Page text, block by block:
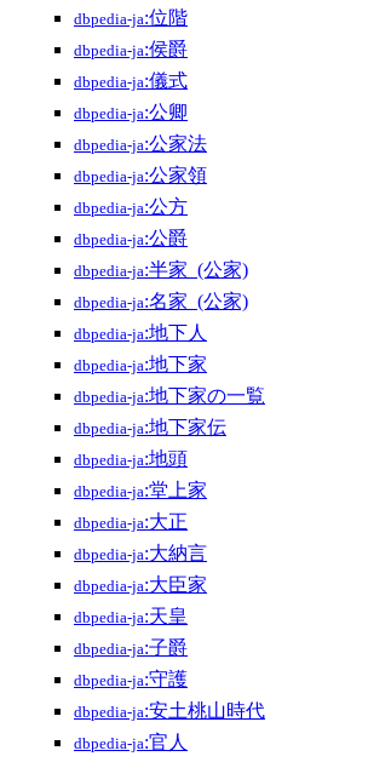
dbpedia-ja:位階
dbpedia-ja:侯爵
dbpedia-ja:儀式
dbpedia-ja:公卿
dbpedia-ja:公家法
dbpedia-ja:公家領
dbpedia-ja:公方
dbpedia-ja:公爵
dbpedia-ja:半家_(公家)
dbpedia-ja:名家_(公家)
dbpedia-ja:地下人
dbpedia-ja:地下家
dbpedia-ja:地下家の一覧
dbpedia-ja:地下家伝
dbpedia-ja:地頭
dbpedia-ja:堂上家
dbpedia-ja:大正
dbpedia-ja:大納言
dbpedia-ja:大臣家
dbpedia-ja:天皇
dbpedia-ja:子爵
dbpedia-ja:守護
dbpedia-ja:安土桃山時代
dbpedia-ja:官人